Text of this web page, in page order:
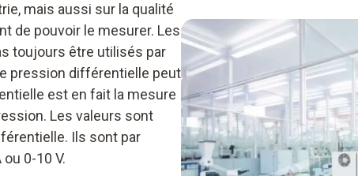
mais aussi sur la qualité
de pouvoir le mesurer. Les
toujours être utilisés par
pression différentielle peut
est en fait la mesure
Les valeurs sont
Ils sont par
0-10 V.